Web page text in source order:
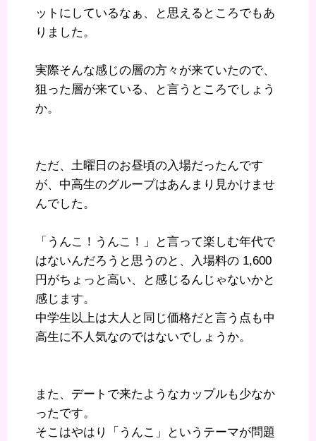
ットにしているなぁ、と思えるところでもあ
りました。
実際そんな感じの層の方々が来ていたので、
狙った層が来ている、と言うところでしょう
か。
ただ、土曜日のお昼頃の入場だったんです
が、中高生のグループはあんまり見かけませ
んでした。
「うんこ！うんこ！」と言って楽しむ年代で
はないんだろうと思うのと、入場料の 1,600
円がちょっと高い、と感じるんじゃないかと
感じます。
中学生以上は大人と同じ価格だと言う点も中
高生に不人気なのではないでしょうか。
また、デートで来たようなカップルも少なか
ったです。
そこはやはり「うんこ」というテーマが問題